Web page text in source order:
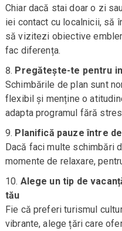
Chiar dacă stai doar o zi
iei contact cu localnicii, să
să vizitezi obiective
fac diferența.
Pregătește-te pentru
Schimbările de plan sunt
flexibil și menține o
adapta programul fără
Planifică pauze între
Dacă faci multe schimbări
momente de relaxare,
Alege un tip de
tău
Fie că preferi turismul
vibrante, alege țări care